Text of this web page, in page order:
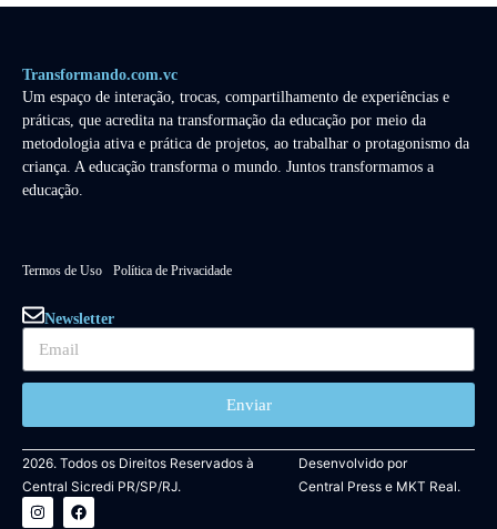
Transformando.com.vc
Um espaço de interação, trocas, compartilhamento de experiências e
práticas, que acredita na transformação da educação por meio da
metodologia ativa e prática de projetos, ao trabalhar o protagonismo da
criança. A educação transforma o mundo. Juntos transformamos a
educação.
Termos de Uso Política de Privacidade
Newsletter
Enviar
2026. Todos os Direitos Reservados à
Central Sicredi PR/SP/RJ.
Desenvolvido por
Central Presse MKT Real.